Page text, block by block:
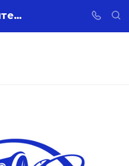
Контакты интернет-магазина SHARADO-KK